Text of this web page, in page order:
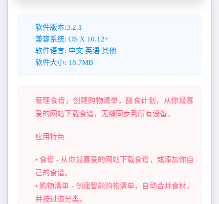
软件版本:3.2.1
兼容系统: OS X 10.12+
软件语言: 中文 英语 其他
软件大小: 18.7MB
管理食谱，创建购物清单，膳食计划，从你最喜
爱的网站下载食谱，无缝同步到所有设备。
应用特色
• 食谱 - 从你最喜爱的网站下载食谱，或添加你自
己的食谱。
• 购物清单 - 创建智能购物清单，自动合并食材，
并按过道分类。